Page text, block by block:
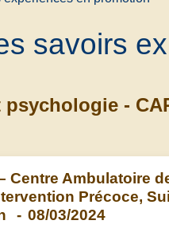
savoirs
-
Centre Ambulatoire
Précoce,
- 08/03/2024